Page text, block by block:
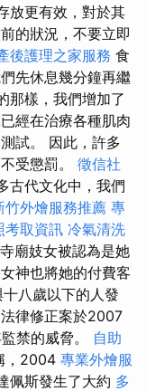
放更有效，對於其
的狀況，不要立即
後護理之家服務 食
先休息幾分鐘再繼
那樣，我們增加了
經在治療各種肌肉
試。 因此，許多
受懲罰。 徵信社
古代文化中，我們
竹外燴服務推薦 專
考取資訊 冷氣清洗
寺廟妓女被認為是她
神也將她的付費客
八歲以下的人發
律修正案於2007
禁的威脅。 自助
，2004 專業外燴服
佩斯發生了大約 多